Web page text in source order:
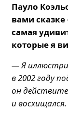
Пауло
вами
самая
которые я
— Я
в 2002 году
он
и восхищался.